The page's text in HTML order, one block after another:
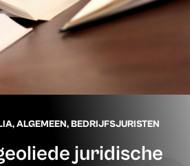
,ALGEMEEN,BEDRIJFSJURISTEN
juridische